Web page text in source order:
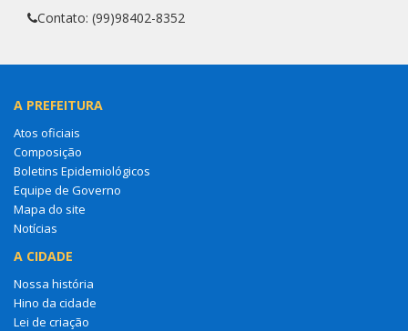
Contato: (99)98402-8352
A PREFEITURA
Atos oficiais
Composição
Boletins Epidemiológicos
Equipe de Governo
Mapa do site
Notícias
A CIDADE
Nossa história
Hino da cidade
Lei de criação